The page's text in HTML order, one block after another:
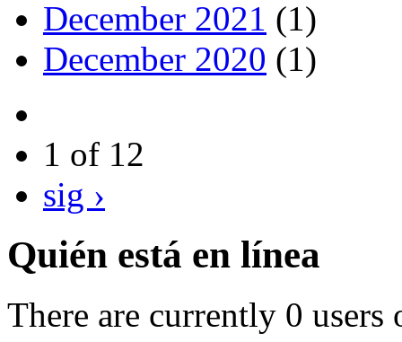
December 2021 (1)
December 2020 (1)
1 of 12
sig ›
Quién está en línea
There are currently 0 users